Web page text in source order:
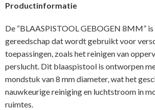
Productinformatie
De “BLAASPISTOOL GEBOGEN 8MM”
gereedschap dat wordt gebruikt voor
toepassingen, zoals het reinigen van
perslucht. Dit blaaspistool is ontworpen
mondstuk van 8 mm diameter, wat het
nauwkeurige reiniging en luchtstroom in
ruimtes.